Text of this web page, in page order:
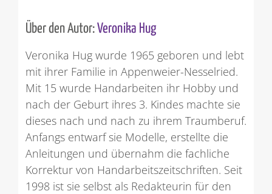
Über den Autor:Veronika Hug
Veronika Hug wurde 1965 geboren und lebt
mit ihrer Familie in Appenweier-Nesselried.
Mit 15 wurde Handarbeiten ihr Hobby und
nach der Geburt ihres 3. Kindes machte sie
dieses nach und nach zu ihrem Traumberuf.
Anfangs entwarf sie Modelle, erstellte die
Anleitungen und übernahm die fachliche
Korrektur von Handarbeitszeitschriften. Seit
1998 ist sie selbst als Redakteurin für den